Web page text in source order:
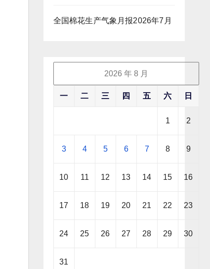
全国棉花生产气象月报2026年7月
2026 年 8 月
一 二 三 四 五 六 日
1 2
3 4 5 6 7 8 9
10 11 12 13 14 15 16
17 18 19 20 21 22 23
24 25 26 27 28 29 30
31